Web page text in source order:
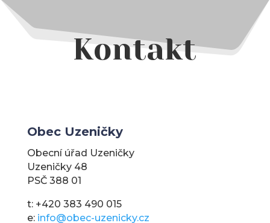
Kontakt
Obec Uzeničky
Obecní úřad Uzeničky
Uzeničky 48
PSČ 388 01
t: +420 383 490 015
e: info@obec-uzenicky.cz